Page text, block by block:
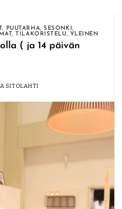
, PUUTARHA,SESONKI,
, TILAKORISTELU, YLEINEN
( ja 14 päivän
SITOLAHTI